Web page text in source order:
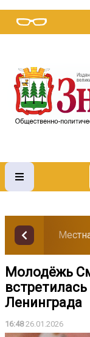
Молодёжь
Ленинграда
16:4826.01.2026